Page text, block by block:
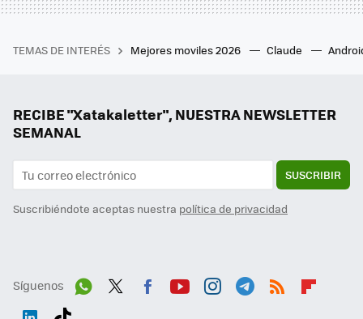
TEMAS DE INTERÉS Mejores moviles 2026 Claude
RECIBE "Xatakaletter", NUESTRA NEWSLETTER
SEMANAL
SUSCRIBIR
Suscribiéndote aceptas nuestra política de privacidad
Síguenos